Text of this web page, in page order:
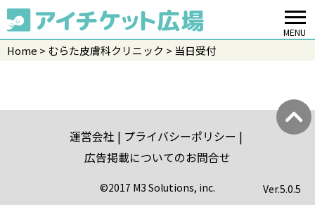
MENU
Home むらた皮膚科クリニック 当日受付
運営会社
プライバシーポリシー
広告掲載についてのお問合せ
©2017 M3 Solutions, inc. Ver.5.0.5